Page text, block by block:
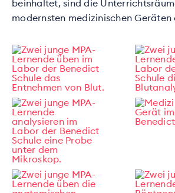
beinhaltet, sind die
modernsten medizinischen